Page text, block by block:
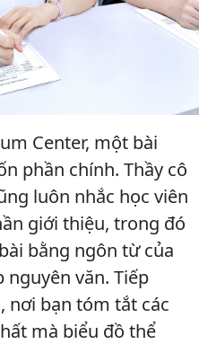
Center, một bài
phần chính. Thầy cô
luôn nhắc học viên
giới thiệu, trong đó
bằng ngôn từ của
văn. Tiếp
nơi bạn tóm tắt các
mà biểu đồ thể